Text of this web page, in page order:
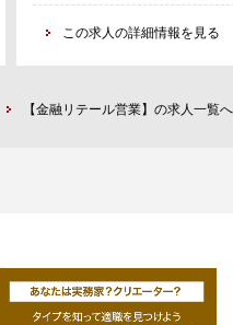
ー）ウェルスマネジメント戦略等
この求人の詳細情報を見る
【金融リテール営業】の求人一覧へ